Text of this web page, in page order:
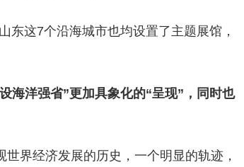
东这7个沿海城市也均设置了主题展馆，
海洋强省”更加具象化的“呈现”，同时也
界经济发展的历史，一个明显的轨迹，